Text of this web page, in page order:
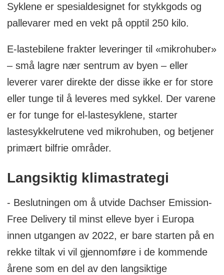
Syklene er spesialdesignet for stykkgods og
pallevarer med en vekt på opptil 250 kilo.
E-lastebilene frakter leveringer til «mikrohuber»
– små lagre nær sentrum av byen – eller
leverer varer direkte der disse ikke er for store
eller tunge til å leveres med sykkel. Der varene
er for tunge for el-lastesyklene, starter
lastesykkelrutene ved mikrohuben, og betjener
primært bilfrie områder.
Langsiktig klimastrategi
- Beslutningen om å utvide Dachser Emission-
Free Delivery til minst elleve byer i Europa
innen utgangen av 2022, er bare starten på en
rekke tiltak vi vil gjennomføre i de kommende
årene som en del av den langsiktige